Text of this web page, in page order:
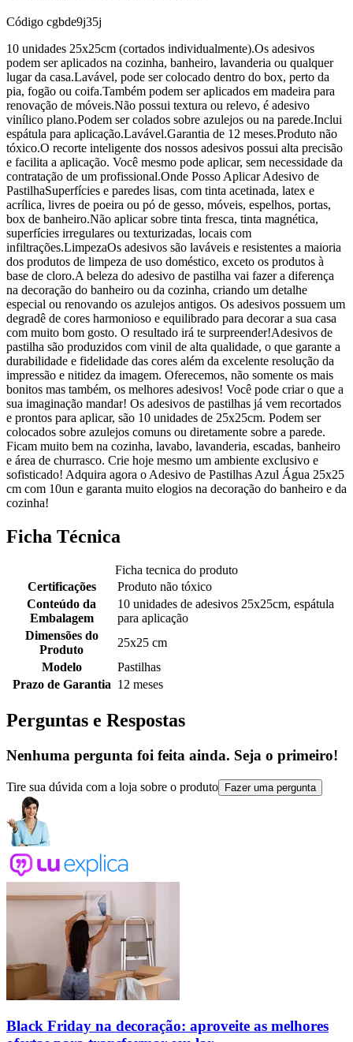
Código cgbde9j35j
10 unidades 25x25cm (cortados individualmente).Os adesivos
podem ser aplicados na cozinha, banheiro, lavanderia ou qualquer
lugar da casa.Lavável, pode ser colocado dentro do box, perto da
pia, fogão ou coifa.Também podem ser aplicados em madeira para
renovação de móveis.Não possui textura ou relevo, é adesivo
vinílico plano.Podem ser colados sobre azulejos ou na parede.Inclui
espátula para aplicação.Lavável.Garantia de 12 meses.Produto não
tóxico.O recorte inteligente dos nossos adesivos possui alta precisão
e facilita a aplicação. Você mesmo pode aplicar, sem necessidade da
contratação de um profissional.Onde Posso Aplicar Adesivo de
PastilhaSuperfícies e paredes lisas, com tinta acetinada, latex e
acrílica, livres de poeira ou pó de gesso, móveis, espelhos, portas,
box de banheiro.Não aplicar sobre tinta fresca, tinta magnética,
superfícies irregulares ou texturizadas, locais com
infiltrações.LimpezaOs adesivos são laváveis e resistentes a maioria
dos produtos de limpeza de uso doméstico, exceto os produtos à
base de cloro.A beleza do adesivo de pastilha vai fazer a diferença
na decoração do banheiro ou da cozinha, criando um detalhe
especial ou renovando os azulejos antigos. Os adesivos possuem um
degradê de cores harmonioso e equilibrado para decorar a sua casa
com muito bom gosto. O resultado irá te surpreender!Adesivos de
pastilha são produzidos com vinil de alta qualidade, o que garante a
durabilidade e fidelidade das cores além da excelente resolução da
impressão e nitidez da imagem. Oferecemos, não somente os mais
bonitos mas também, os melhores adesivos! Você pode criar o que a
sua imaginação mandar! Os adesivos de pastilhas já vem recortados
e prontos para aplicar, são 10 unidades de 25x25cm. Podem ser
colocados sobre azulejos comuns ou diretamente sobre a parede.
Ficam muito bem na cozinha, lavabo, lavanderia, escadas, banheiro
e área de churrasco. Crie hoje mesmo um ambiente exclusivo e
sofisticado! Adquira agora o Adesivo de Pastilhas Azul Água 25x25
cm com 10un e garanta muito elogios na decoração do banheiro e da
cozinha!
Ficha Técnica
Ficha tecnica do produto
Certificações
Produto não tóxico
Conteúdo da
Embalagem
10 unidades de adesivos 25x25cm, espátula
para aplicação
Dimensões do
Produto
25x25 cm
Modelo
Pastilhas
Prazo de Garantia 12 meses
Perguntas e Respostas
Nenhuma pergunta foi feita ainda. Seja o primeiro!
Tire sua dúvida com a loja sobre o produto Fazer uma pergunta
Black Friday na decoração: aproveite as melhores